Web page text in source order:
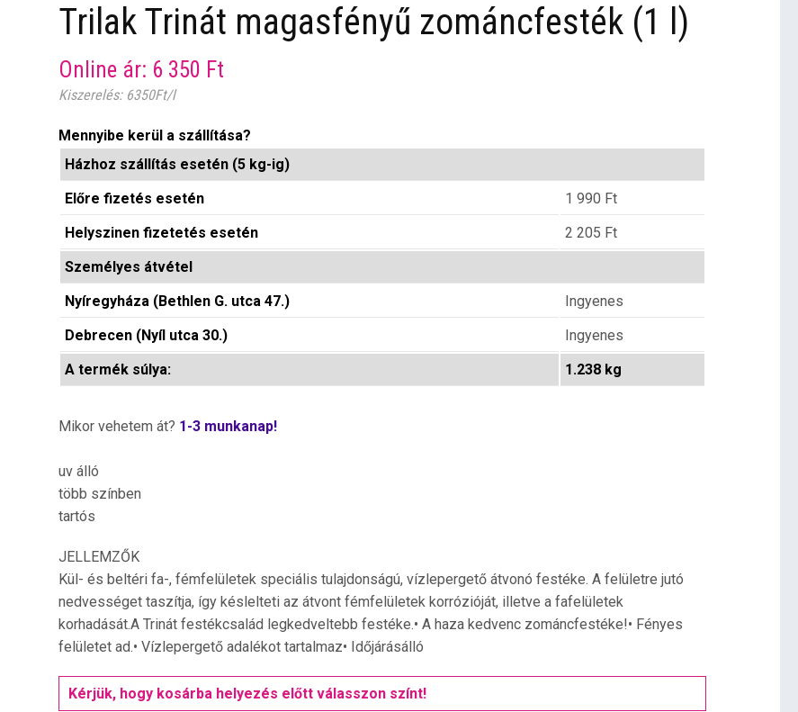
Trilak Trinát magasfényű zománcfesték (1 l)
Online ár: 6 350 Ft
Kiszerelés: 6350Ft/l
Mennyibe kerül a szállítása?
Házhoz szállítás esetén (5 kg-ig)
Előre fizetés esetén
1 990 Ft
Helyszinen fizetetés esetén
2 205 Ft
Személyes átvétel
Nyíregyháza (Bethlen G. utca 47.)
Ingyenes
Debrecen (Nyíl utca 30.)
Ingyenes
A termék súlya:
1.238 kg
Mikor vehetem át? 1-3 munkanap!
uv álló
több színben
tartós
JELLEMZŐK
Kül- és beltéri fa-, fémfelületek speciális tulajdonságú, vízlepergető átvonó festéke. A felületre jutó
nedvességet taszítja, így késlelteti az átvont fémfelületek korrózióját, illetve a fafelületek
korhadását.A Trinát festékcsalád legkedveltebb festéke.• A haza kedvenc zománcfestéke!• Fényes
felületet ad.• Vízlepergető adalékot tartalmaz• Időjárásálló
Kérjük, hogy kosárba helyezés előtt válasszon színt!